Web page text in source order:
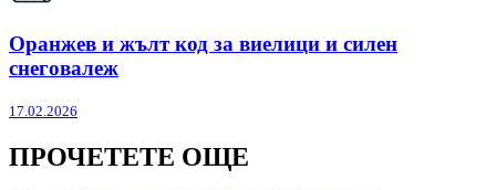
Оранжев и жълт код за виелици и силен
снеговалеж
17.02.2026
ПРОЧЕТЕТЕ ОЩЕ